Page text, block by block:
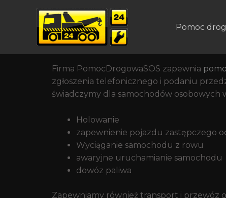
Pomoc
Całodobowa Pomoc
Mokotowa I Okolic
Pomoc drogowa w Warszawie na
Firma PomocDrogowaSOS zapewnia
zgłoszenia telefonicznego i podaniu
świadczymy dla samochodów osobowych
Holowanie
zapewnienie pojazdu zastępczego
Wyciąganie samochodu z rowu
awaryjne uruchamianie samochodu
dowóz paliwa
Zapewniamy również transport i przewóz